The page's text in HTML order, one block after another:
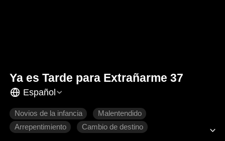
Ya es Tarde para Extrañarme 37
Español
Novios de la infancia
Malentendido
Arrepentimiento
Cambio de destino